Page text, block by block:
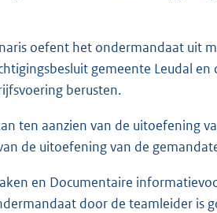
oefent het ondermandaat uit
gemeente Leudal
berusten.
ten aanzien van de uitoefening
de uitoefening van de
en Documentaire
door de teamleider is